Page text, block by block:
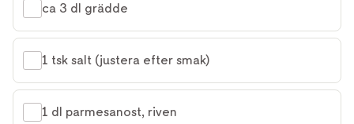
ca 3 dl grädde
1 tsk salt (justera efter smak)
1 dl parmesanost, riven